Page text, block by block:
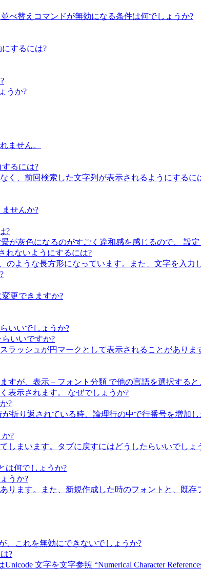
べ替えコマンドが無効になる条件は何でしょうか?
するには?
うか?
ません。
るには?
く、前回検索した文字列が表示されるようにするに
せんか?
?
が灰色になるのがすごく違和感を感じるので、 設
れないようにするには?
ような長方形になっています。また、文字を入力
更できますか?
いいでしょうか?
いいですか?
ラッシュが円マークとして表示されることがありま
すが、表示 – フォント分類 で他の言語を選択する
表示されます。 なぜでしょうか?
?
折り返されている時、論理行の中で行番号を増加
?
しまいます。タブに戻すにはどうしたらいいでしょ
は何でしょうか?
うか?
ります。また、新規作成した時のフォントと、既
、これを無効にできないでしょうか?
?
文字を文字参照 “Numerical Character